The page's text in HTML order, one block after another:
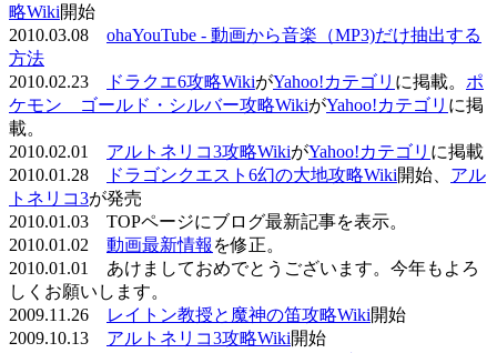
略Wiki開始
2010.03.08 ohaYouTube - 動画から音楽（MP3)だけ抽出する
方法
2010.02.23
ドラクエ6攻略WikiがYahoo!カテゴリ に掲載。 ポ
ケモン ゴールド・シルバー攻略WikiがYahoo!カテゴリ に掲
載。
2010.02.01 アルトネリコ3攻略WikiがYahoo!カテゴリ に掲載
2010.01.28
ドラゴンクエスト6幻の大地攻略Wiki開始、 アル
トネリコ3が発売
2010.01.03 TOPページにブログ最新記事を表示。
2010.01.02 動画最新情報 を修正。
2010.01.01 あけましておめでとうございます。今年もよろ
しくお願いします。
2009.11.26
レイトン教授と魔神の笛攻略Wiki開始
2009.10.13 アルトネリコ3攻略Wiki開始